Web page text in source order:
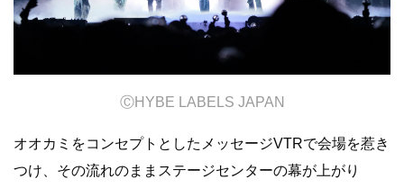
ⒸHYBE LABELS JAPAN
オオカミをコンセプトとしたメッセージVTRで会場を惹き
つけ、その流れのままステージセンターの幕が上がり